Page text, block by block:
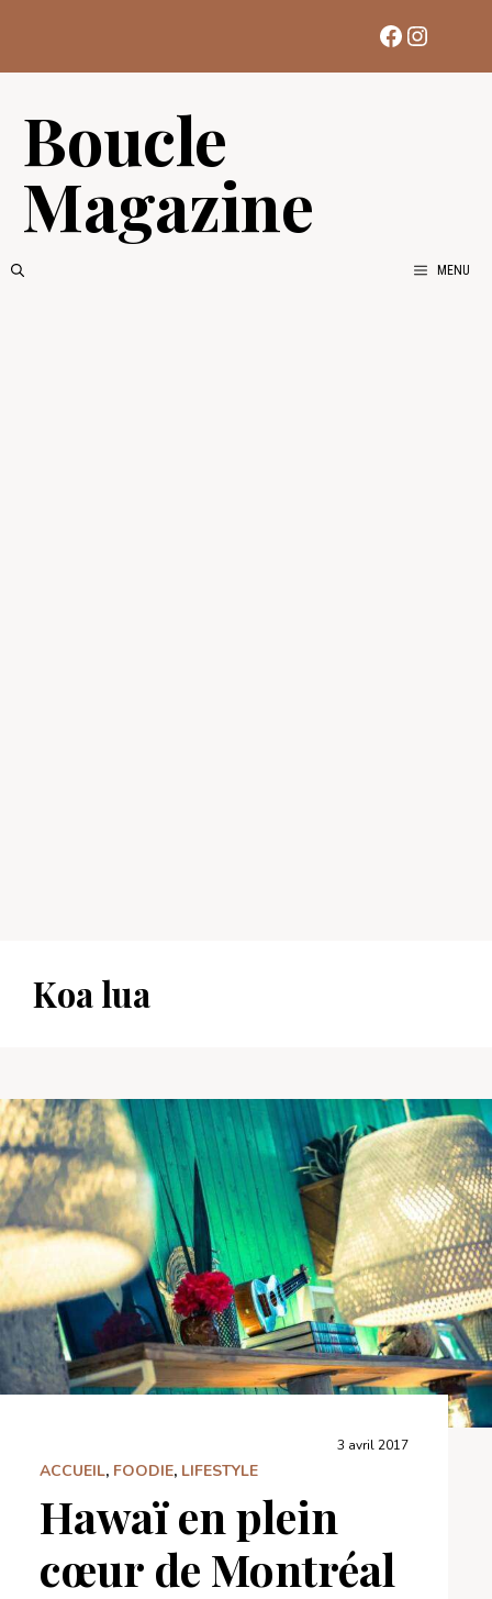
contenu
Facebook
Boucle
Magazine
MENU
Koa lua
3 avril 2017
ACCUEIL, FOODIE, LIFESTYLE
Hawaï en plein
cœur de Montréal